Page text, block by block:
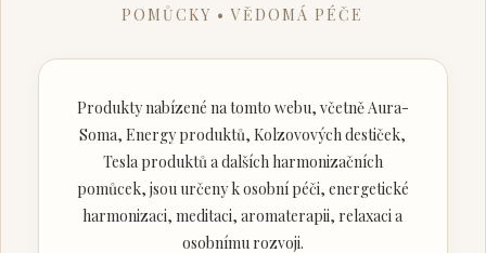
POMŮCKY • VĚDOMÁ PÉČE
Produkty nabízené na tomto webu, včetně Aura-
Soma, Energy produktů, Kolzovových destiček,
Tesla produktů a dalších harmonizačních
pomůcek, jsou určeny k osobní péči, energetické
harmonizaci, meditaci, aromaterapii, relaxaci a
osobnímu rozvoji.